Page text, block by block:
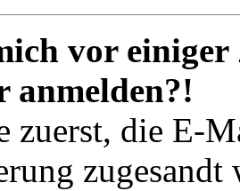
vor
anmelden?!
zuerst, die E-